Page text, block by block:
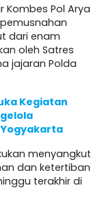
Kombes Pol Arya
dari enam
oleh Satres
jajaran Polda
Kegiatan
menyangkut
dan ketertiban
terakhir di